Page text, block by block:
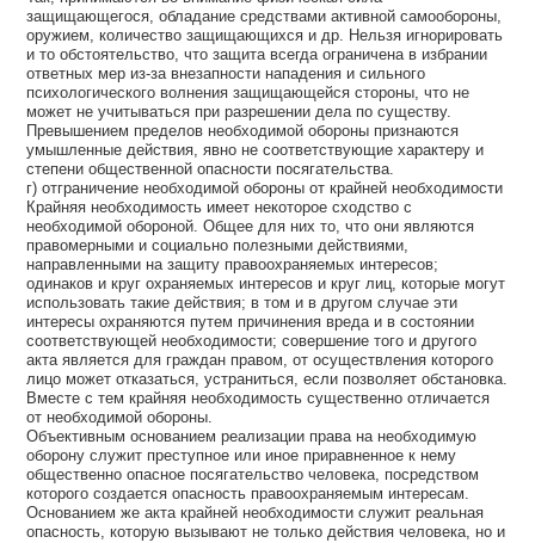
защищающегося, обладание средствами активной самообороны,
оружием, количество защищающихся и др. Нельзя игнорировать
и то обстоятельство, что защита всегда ограничена в избрании
ответных мер из-за внезапности нападения и сильного
психологического волнения защищающейся стороны, что не
может не учитываться при разрешении дела по существу.
Превышением пределов необходимой обороны признаются
умышленные действия, явно не соответствующие характеру и
степени общественной опасности посягательства.
г) отграничение необходимой обороны от крайней необходимости
Крайняя необходимость имеет некоторое сходство с
необходимой обороной. Общее для них то, что они являются
правомерными и социально полезными действиями,
направленными на защиту правоохраняемых интересов;
одинаков и круг охраняемых интересов и круг лиц, которые могут
использовать такие действия; в том и в другом случае эти
интересы охраняются путем причинения вреда и в состоянии
соответствующей необходимости; совершение того и другого
акта является для граждан правом, от осуществления которого
лицо может отказаться, устраниться, если позволяет обстановка.
Вместе с тем крайняя необходимость существенно отличается
от необходимой обороны.
Объективным основанием реализации права на необходимую
оборону служит преступное или иное приравненное к нему
общественно опасное посягательство человека, посредством
которого создается опасность правоохраняемым интересам.
Основанием же акта крайней необходимости служит реальная
опасность, которую вызывают не только действия человека, но и